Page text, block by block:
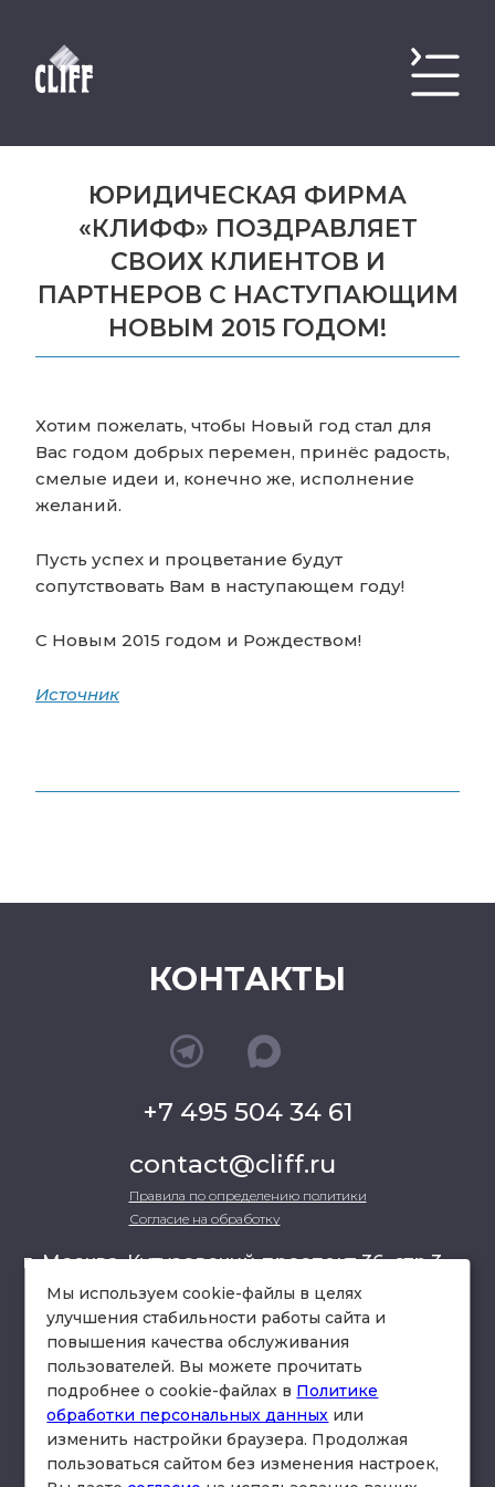
ЮРИДИЧЕСКАЯ ФИРМА
«КЛИФФ» ПОЗДРАВЛЯЕТ
СВОИХ КЛИЕНТОВ И
ПАРТНЕРОВ С НАСТУПАЮЩИМ
НОВЫМ 2015 ГОДОМ!
Хотим пожелать, чтобы Новый год стал для
Вас годом добрых перемен, принёс радость,
смелые идеи и, конечно же, исполнение
желаний.
Пусть успех и процветание будут
сопутствовать Вам в наступающем году!
С Новым 2015 годом и Рождеством!
Источник
КОНТАКТЫ
+7 495 504 34 61
contact@cliff.ru
Правила по определению политики
Согласие на обработку
г. Москва, Кутузовский проспект 36, стр.3 ,
офис 301
схема проезда
Мы используем cookie-файлы в целях
улучшения стабильности работы сайта и
повышения качества обслуживания
пользователей. Вы можете прочитать
подробнее о cookie-файлах в Политике
обработки персональных данных или
изменить настройки браузера. Продолжая
пользоваться сайтом без изменения настроек,